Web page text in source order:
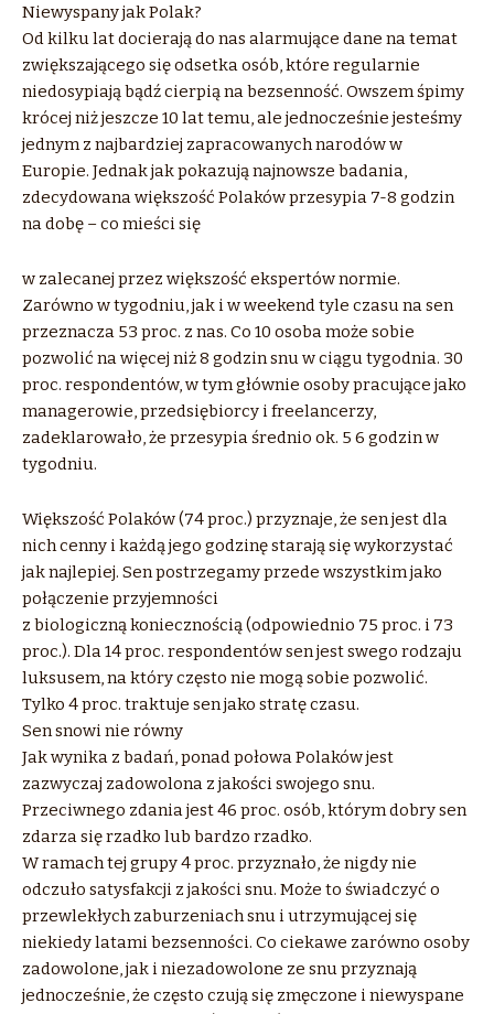
Niewyspany jak Polak?
Od kilku lat docierają do nas alarmujące dane na temat
zwiększającego się odsetka osób, które regularnie
niedosypiają bądź cierpią na bezsenność. Owszem śpimy
krócej niż jeszcze 10 lat temu, ale jednocześnie jesteśmy
jednym z najbardziej zapracowanych narodów w
Europie. Jednak jak pokazują najnowsze badania,
zdecydowana większość Polaków przesypia 7-8 godzin
na dobę – co mieści się
w zalecanej przez większość ekspertów normie.
Zarówno w tygodniu, jak i w weekend tyle czasu na sen
przeznacza 53 proc. z nas. Co 10 osoba może sobie
pozwolić na więcej niż 8 godzin snu w ciągu tygodnia. 30
proc. respondentów, w tym głównie osoby pracujące jako
managerowie, przedsiębiorcy i freelancerzy,
zadeklarowało, że przesypia średnio ok. 5 6 godzin w
tygodniu.
Większość Polaków (74 proc.) przyznaje, że sen jest dla
nich cenny i każdą jego godzinę starają się wykorzystać
jak najlepiej. Sen postrzegamy przede wszystkim jako
połączenie przyjemności
z biologiczną koniecznością (odpowiednio 75 proc. i 73
proc.). Dla 14 proc. respondentów sen jest swego rodzaju
luksusem, na który często nie mogą sobie pozwolić.
Tylko 4 proc. traktuje sen jako stratę czasu.
Sen snowi nie równy
Jak wynika z badań, ponad połowa Polaków jest
zazwyczaj zadowolona z jakości swojego snu.
Przeciwnego zdania jest 46 proc. osób, którym dobry sen
zdarza się rzadko lub bardzo rzadko.
W ramach tej grupy 4 proc. przyznało, że nigdy nie
odczuło satysfakcji z jakości snu. Może to świadczyć o
przewlekłych zaburzeniach snu i utrzymującej się
niekiedy latami bezsenności. Co ciekawe zarówno osoby
zadowolone, jak i niezadowolone ze snu przyznają
jednocześnie, że często czują się zmęczone i niewyspane